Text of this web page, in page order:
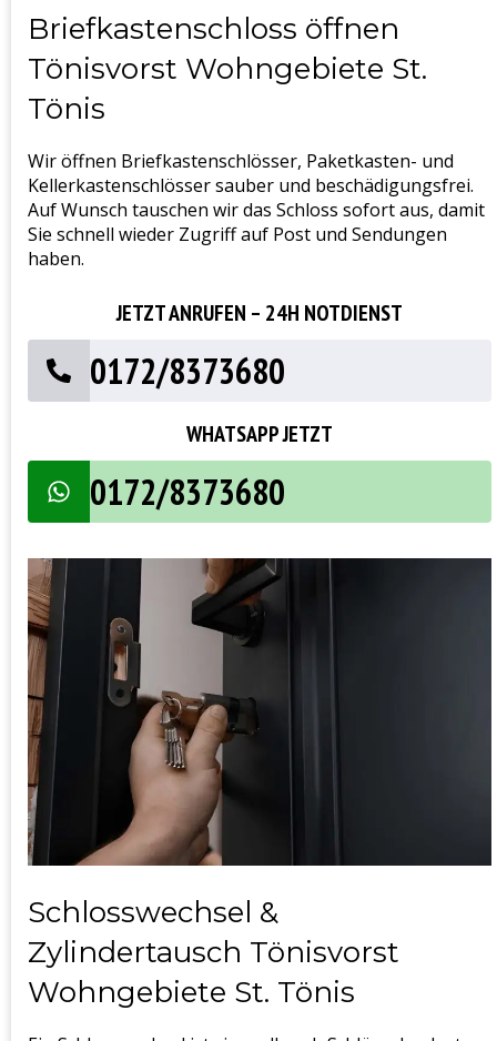
Briefkastenschloss öffnen
Tönisvorst Wohngebiete St.
Tönis
Wir öffnen Briefkastenschlösser, Paketkasten- und
Kellerkastenschlösser sauber und beschädigungsfrei.
Auf Wunsch tauschen wir das Schloss sofort aus, damit
Sie schnell wieder Zugriff auf Post und Sendungen
haben.
JETZT ANRUFEN – 24H NOTDIENST
0172/8373680
WHATSAPP JETZT
0172/8373680
Schlosswechsel &
Zylindertausch Tönisvorst
Wohngebiete St. Tönis